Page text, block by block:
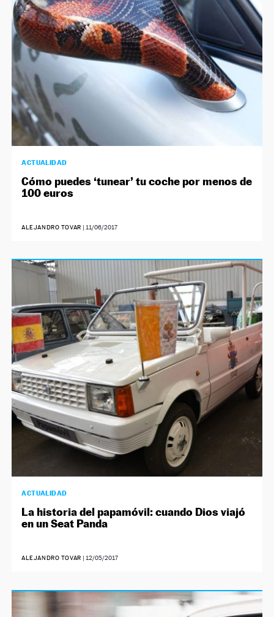
ACTUALIDAD
Cómo puedes ‘tunear’ tu coche por menos de
100 euros
ALEJANDRO TOVAR | 11/06/2017
ACTUALIDAD
La historia del papamóvil: cuando Dios viajó
en un Seat Panda
ALEJANDRO TOVAR |12/05/2017